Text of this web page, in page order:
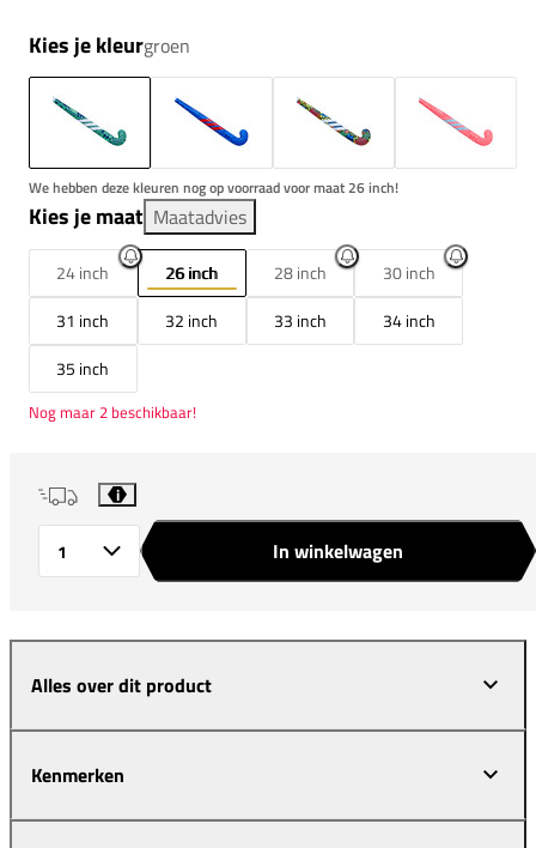
Kies je kleurgroen
We hebben deze kleuren nog op voorraad voor maat 26 inch!
Kies je maat Maatadvies
24 inch 26 inch 28 inch
30 inch
31 inch
32 inch 33 inch
34 inch
35 inch
Nog maar 2 beschikbaar!
i
In winkelwagen
Alles over dit product
Kenmerken